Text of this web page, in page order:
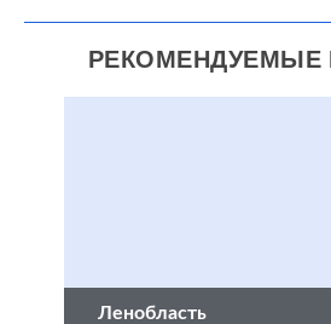
РЕКОМЕНДУЕМЫЕ
Ленобласть